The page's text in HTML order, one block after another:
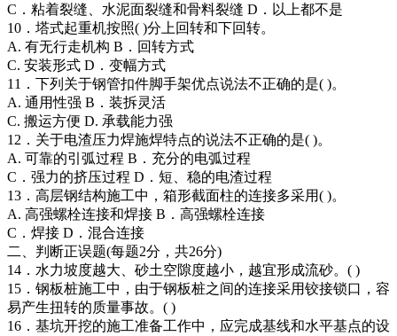
C．粘着裂缝、水泥面裂缝和骨料裂缝 D．以上都不是
10．塔式起重机按照( )分上回转和下回转。
A. 有无行走机构 B．回转方式
C. 安装形式 D．变幅方式
11．下列关于钢管扣件脚手架优点说法不正确的是( )。
A. 通用性强 B．装拆灵活
C. 搬运方便 D. 承载能力强
12．关于电渣压力焊施焊特点的说法不正确的是( )。
A. 可靠的引弧过程 B．充分的电弧过程
C．强力的挤压过程 D．短、稳的电渣过程
13．高层钢结构施工中，箱形截面柱的连接多采用( )。
A. 高强螺栓连接和焊接 B．高强螺栓连接
C．焊接 D．混合连接
二、判断正误题(每题2分，共26分)
14．水力坡度越大、砂土空隙度越小，越宜形成流砂。( )
15．钢板桩施工中，由于钢板桩之间的连接采用铰接锁口，容
易产生扭转的质量事故。( )
16．基坑开挖的施工准备工作中，应完成基线和水平基点的设